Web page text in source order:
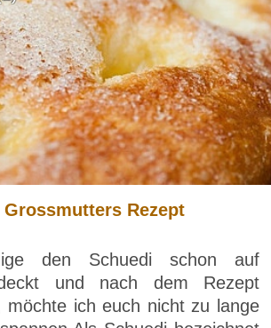
Rezept
den Schuedi schon auf
und nach dem Rezept
möchte ich euch nicht zu lange